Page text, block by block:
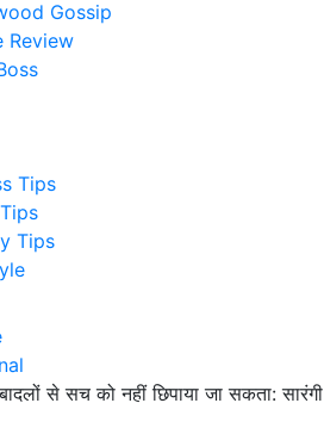
Gossip
Review
Tips
Tips
से सच को नहीं छिपाया जा सकता: सारंगी